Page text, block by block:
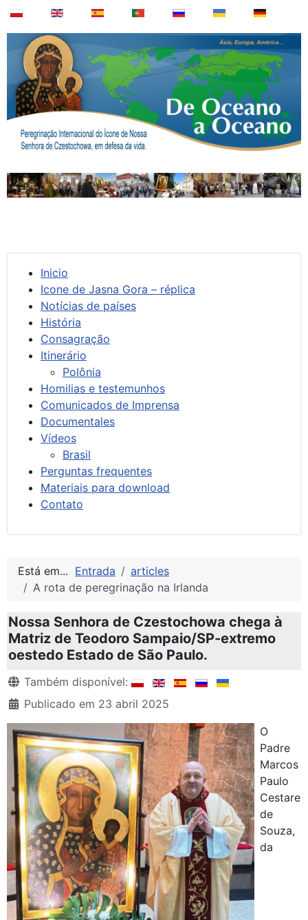
Inicio
Icone de Jasna Gora – réplica
Notícias de países
História
Consagração
Itinerário
Polônia
Homilias e testemunhos
Comunicados de Imprensa
Documentales
Vídeos
Brasil
Perguntas frequentes
Materiais para download
Contato
Está em... Entrada
articles
A rota de peregrinação na Irlanda
Nossa Senhora de Czestochowa chega à
Matriz de Teodoro Sampaio/SP-extremo
oestedo Estado de São Paulo.
Detalhes
Também disponível:
Publicado em 23 abril 2025
O
Padre
Marcos
Paulo
Cestare
de
Souza,
da